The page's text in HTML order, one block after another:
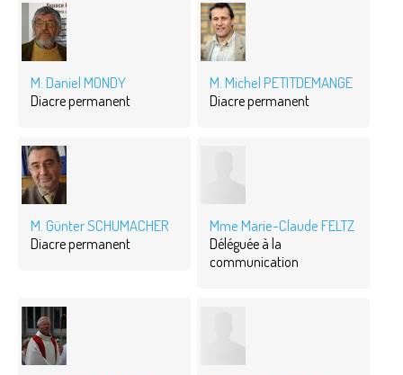
M. Daniel MONDY
Diacre permanent
M. Michel PETITDEMANGE
Diacre permanent
M. Günter SCHUMACHER
Diacre permanent
Mme Marie-Claude FELTZ
Déléguée à la
communication